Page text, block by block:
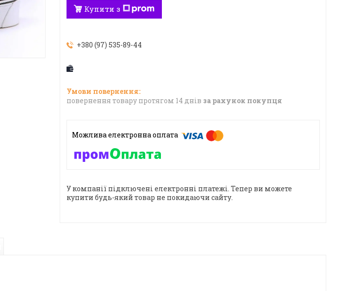
Купити з
+380 (97) 535-89-44
повернення товару протягом 14 днів за рахунок покупця
У компанії підключені електронні платежі. Тепер ви можете
купити будь-який товар не покидаючи сайту.